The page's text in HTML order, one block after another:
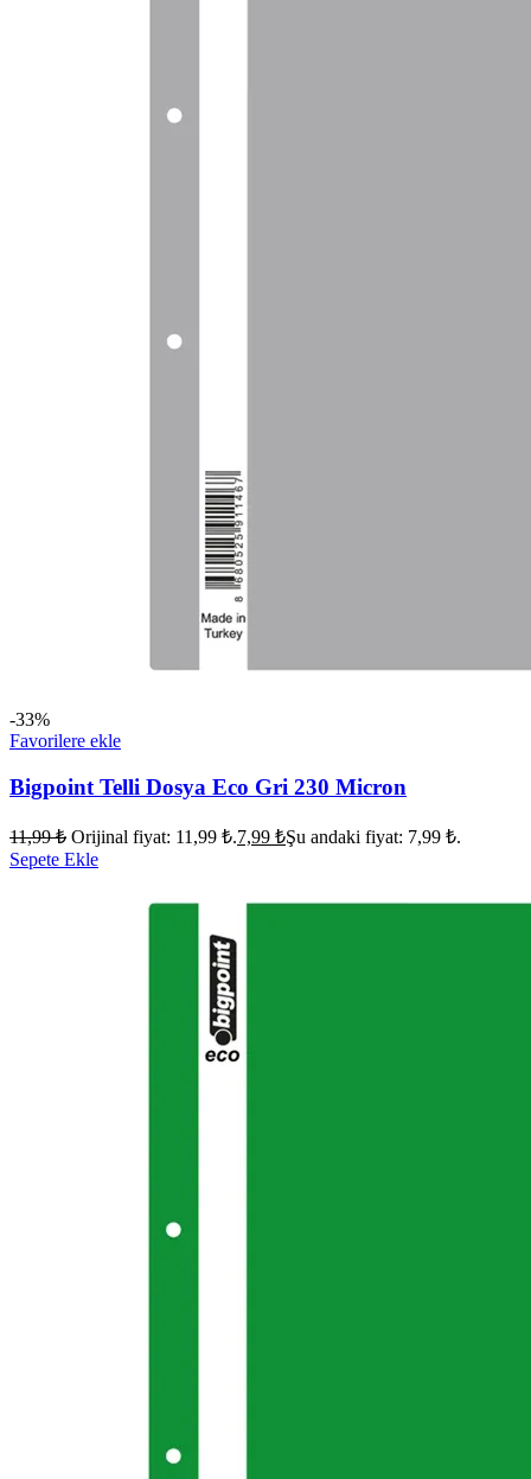
-33%
Favorilere ekle
Bigpoint Telli Dosya Eco Gri 230 Micron
11,99₺ Orijinal fiyat: 11,99 ₺.7,99 ₺Şu andaki fiyat: 7,99 ₺.
Sepete Ekle